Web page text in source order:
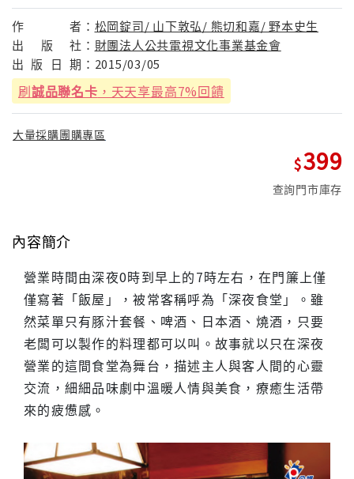
作 者： 松岡錠司/ 山下敦弘/ 熊切和嘉/ 野本史生
出
版 社： 財團法人公共電視文化事業基金會
出 版 日 期： 2015/03/05
刷誠品聯名卡 ，天天享最高7%回饋
大量採購團購專區
399
查詢門市庫存
內容簡介
營業時間由深夜0時到早上的7時左右，在門簾上僅
僅寫著「飯屋」，被常客稱呼為「深夜食堂」。雖
然菜單只有豚汁套餐、啤酒、日本酒、燒酒，只要
老闆可以製作的料理都可以叫。故事就以只在深夜
營業的這間食堂為舞台，描述主人與客人間的心靈
交流，細細品味劇中溫暖人情與美食，療癒生活帶
來的疲憊感。